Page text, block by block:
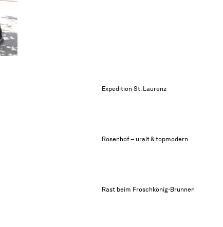
Expedition St. Laurenz
Rosenhof – uralt & topmodern
Rast beim Froschkönig-Brunnen